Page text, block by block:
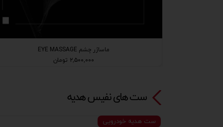
ماساژر چشم EYE MASSAGE
۲,۵۰۰,۰۰۰ تومان
ست هدیه خودرویی
ست های نفیس هدیه​​​​​​​